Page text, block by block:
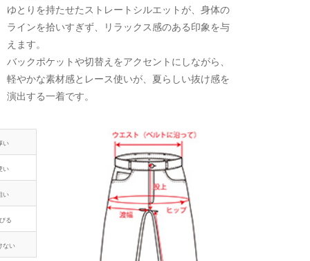
ゆとりを持たせたストレートシルエットが、身体の
ラインを拾いすぎず、リラックス感のある印象を与
えます。
バックポケットや切替えをアクセントにしながら、
軽やかな素材感とレース使いが、夏らしい抜け感を
演出する一着です。
い
い
い
る
ない